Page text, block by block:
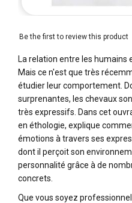
Be the first to review this product
La relation entre les humains
Mais ce n'est que très
étudier leur comportement.
surprenantes, les chevaux
très expressifs. Dans cet
en éthologie, explique
émotions à travers ses
dont il perçoit son
personnalité grâce à de
concrets.
Que vous soyez